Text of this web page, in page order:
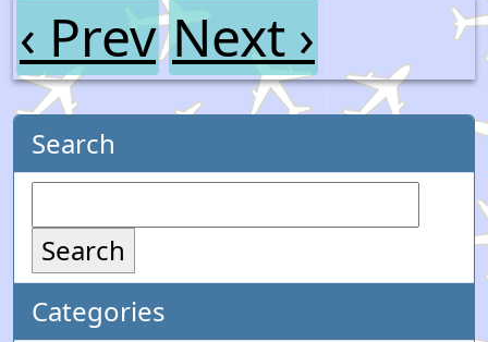
‹ Prev Next ›
Search
Search
Categories